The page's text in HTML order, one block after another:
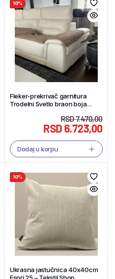
10%
Fleker-prekrivač garnitura
Trodelni Svetlo braon boja
RSD7.470,00
RSD6.723,00
Dodaj u korpu
10%
Ukrasna jastučnica 40x40cm